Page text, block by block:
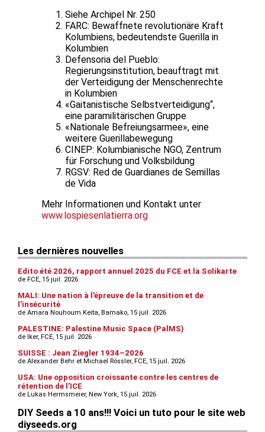
Siehe Archipel Nr. 250
FARC: Bewaffnete revolutionäre Kraft
Kolumbiens, bedeutendste Guerilla in
Kolumbien
Defensoria del Pueblo:
Regierungsinstitution, beauftragt mit
der Verteidigung der Menschenrechte
in Kolumbien
«Gaitanistische Selbstverteidigung“,
eine paramilitärischen Gruppe
«Nationale Befreiungsarmee», eine
weitere Guerillabewegung
CINEP: Kolumbianische NGO, Zentrum
für Forschung und Volksbildung
RGSV: Red de Guardianes de Semillas
de Vida
Mehr Informationen und Kontakt unter
www.lospiesenlatierra.org